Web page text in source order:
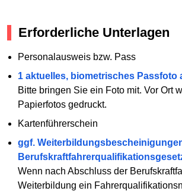
Erforderliche Unterlagen
Personalausweis bzw. Pass
1 aktuelles, biometrisches Passfoto
Bitte bringen Sie ein Foto mit. Vor Ort
Papierfotos gedruckt.
Kartenführerschein
ggf.
Wenn nach Abschluss der
Weiterbildung ein